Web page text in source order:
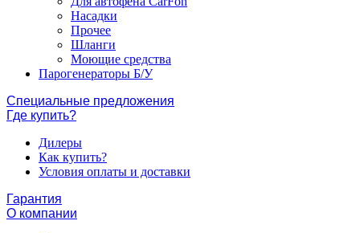
Насадки
Прочее
Шланги
Моющие средства
Парогенераторы Б/У
Специальные предложения
Где купить?
Дилеры
Как купить?
Условия оплаты и доставки
Гарантия
О компании